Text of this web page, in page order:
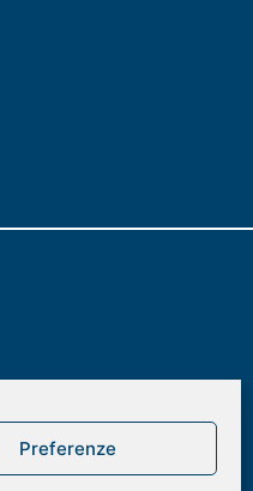
Preferenze